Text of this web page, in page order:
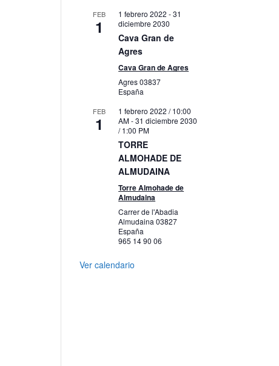
FEB
1
1 febrero 2022 -31
diciembre 2030
Cava Gran de
Agres
Cava Gran de Agres
Agres03837
España
FEB
1
1 febrero 2022 / 10:00
AM-31 diciembre 2030
/ 1:00 PM
TORRE
ALMOHADE DE
ALMUDAINA
Torre Almohade de
Almudaina
Carrer de l'Abadia
Almudaina03827
España
965 14 90 06
Ver calendario